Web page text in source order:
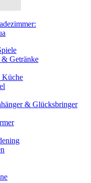
& Getränke
Küche
& Glücksbringer